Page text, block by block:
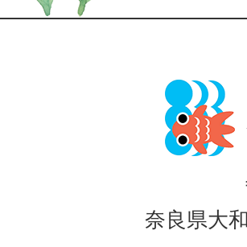
奈良県大